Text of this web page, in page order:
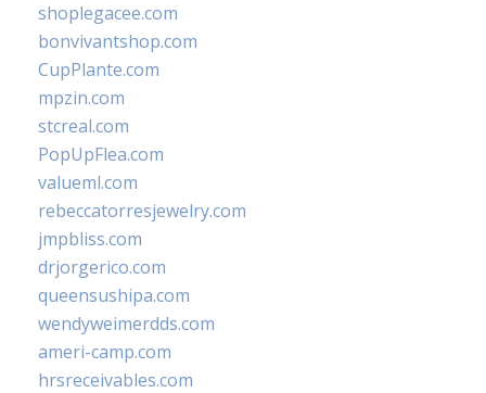
shoplegacee.com
bonvivantshop.com
CupPlante.com
mpzin.com
stcreal.com
PopUpFlea.com
valueml.com
rebeccatorresjewelry.com
jmpbliss.com
drjorgerico.com
queensushipa.com
wendyweimerdds.com
ameri-camp.com
hrsreceivables.com